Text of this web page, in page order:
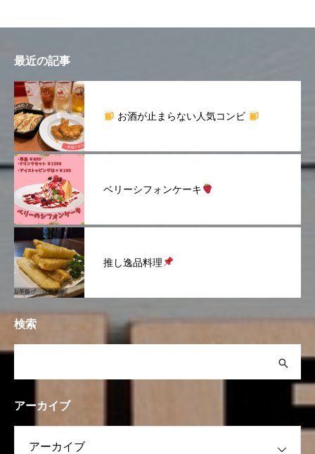
最近の記事
お酒が止まらない人気コンビ
ベリーシフォンケーキ
推し逸品料理
検索
アーカイブ